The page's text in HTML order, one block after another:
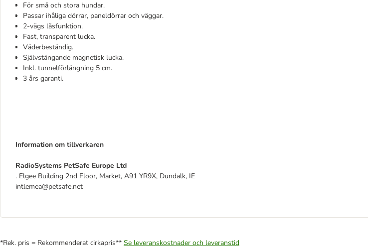
För små och stora hundar.
Passar ihåliga dörrar, paneldörrar och väggar.
2-vägs låsfunktion.
Fast, transparent lucka.
Väderbeständig.
Självstängande magnetisk lucka.
Inkl. tunnelförlängning 5 cm.
3 års garanti.
Information om tillverkaren
RadioSystems PetSafe Europe Ltd
. Elgee Building 2nd Floor, Market, A91 YR9X, Dundalk, IE
intlemea@petsafe.net
*Rek. pris = Rekommenderat cirkapris** Se leveranskostnader och leveranstid